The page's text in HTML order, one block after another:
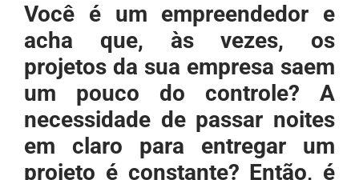
Você é um empreendedor e
acha que, às vezes, os
projetos da sua empresa saem
um pouco do controle? A
necessidade de passar noites
em claro para entregar um
projeto é constante? Então, é